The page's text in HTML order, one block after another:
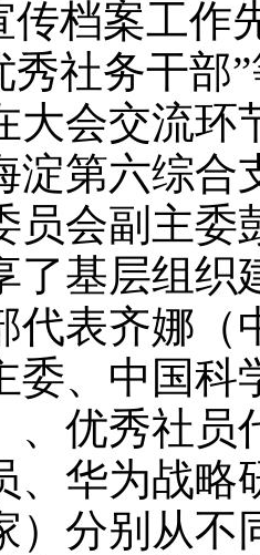
传档案工作
秀社务干部
交流环
第六综合
员会副主委
了基层组织
代表齐娜（
委、中国科
、优秀社员
、华为战略
）分别从不